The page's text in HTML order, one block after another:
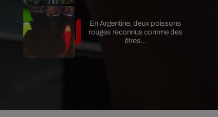
En Argentine, deux poissons
rouges reconnus comme des
êtres...